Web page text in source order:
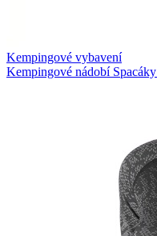
Kempingové vybavení
Kempingové nádobí Spacáky